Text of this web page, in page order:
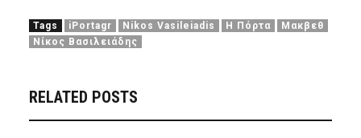
Tags iPortagr Nikos Vasileiadis Η Πόρτα
Μακβεθ
Νίκος Βασιλειάδης
RELATED POSTS